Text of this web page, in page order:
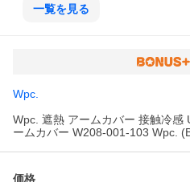
一覧を見る
Wpc.
Wpc. 遮熱 アームカバー 接触冷感
ームカバー W208-001-103 Wpc.
価格